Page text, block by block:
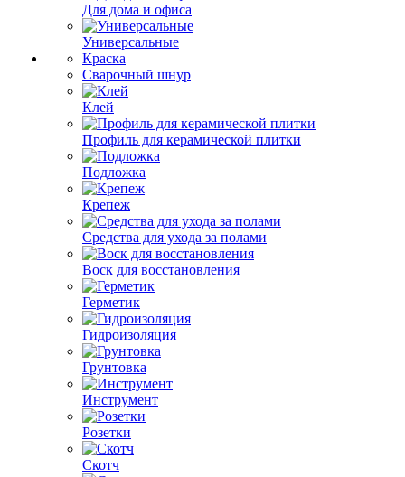
Для дома и офиса
Универсальные
Краска
Сварочный шнур
Клей
Профиль для керамической плитки
Подложка
Крепеж
Средства для ухода за полами
Воск для восстановления
Герметик
Гидроизоляция
Грунтовка
Инструмент
Розетки
Скотч